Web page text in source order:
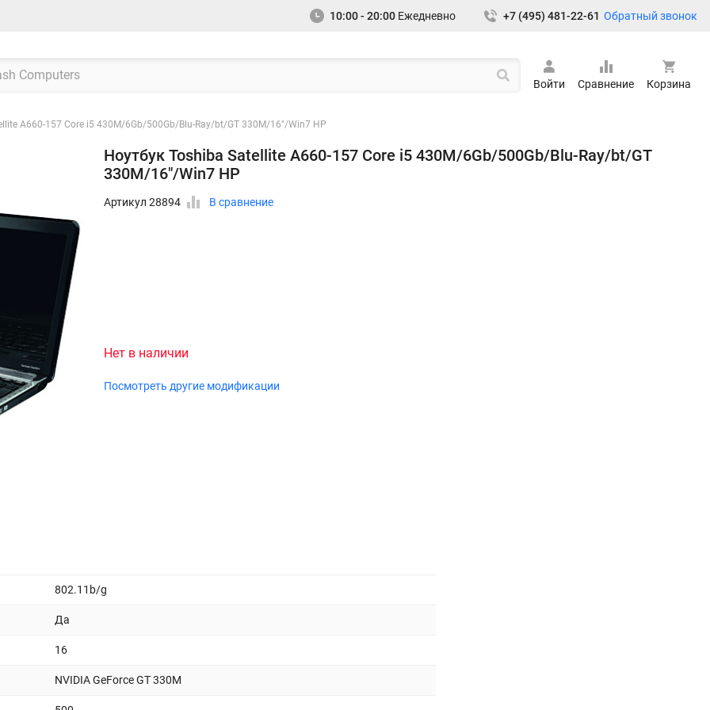
10:00 - 20:00 Ежедневно +7 (495) 481-22-61 Обратный звонок
Войти Сравнение Корзина
A660-157 Core i5 430M/6Gb/500Gb/Blu-Ray/bt/GT 330M/16"/Win7 HP
Ноутбук Toshiba Satellite A660-157 Core i5 430M/6Gb/500Gb/Blu-Ray/bt/GT
330M/16"/Win7 HP
Артикул 28894 В сравнение
Нет в наличии
Посмотреть другие модификации
802.11b/g
Да
16
NVIDIA GeForce GT 330M